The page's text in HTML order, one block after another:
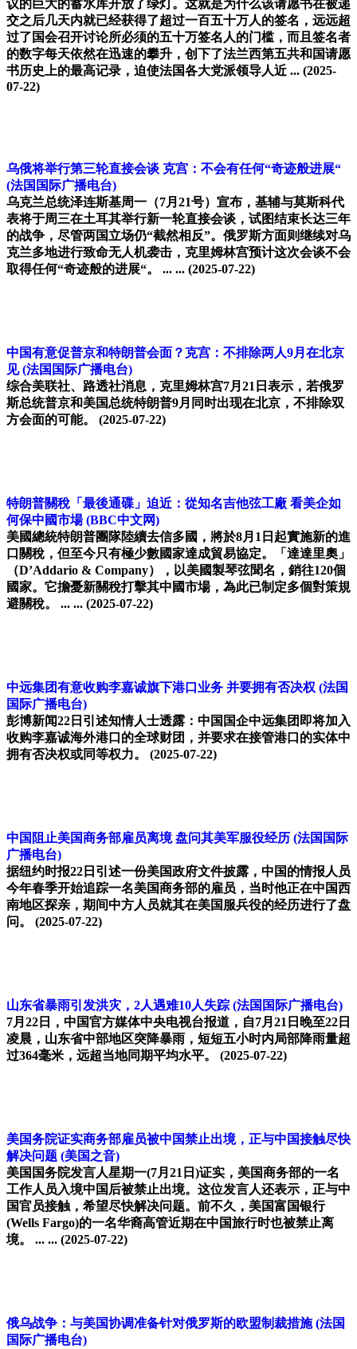
议的巨大的蓄水库开放了绿灯。这就是为什么该请愿书在被递
交之后几天内就已经获得了超过一百五十万人的签名，远远超
过了国会召开讨论所必须的五十万签名人的门槛，而且签名者
的数字每天依然在迅速的攀升，创下了法兰西第五共和国请愿
书历史上的最高记录，迫使法国各大党派领导人近 ... (2025-
07-22)
乌俄将举行第三轮直接会谈 克宫：不会有任何“奇迹般进展“
(法国国际广播电台)
乌克兰总统泽连斯基周一（7月21号）宣布，基辅与莫斯科代
表将于周三在土耳其举行新一轮直接会谈，试图结束长达三年
的战争，尽管两国立场仍“截然相反”。俄罗斯方面则继续对乌
克兰多地进行致命无人机袭击，克里姆林宫预计这次会谈不会
取得任何“奇迹般的进展“。 ... ... (2025-07-22)
中国有意促普京和特朗普会面？克宫：不排除两人9月在北京
见 (法国国际广播电台)
综合美联社、路透社消息，克里姆林宫7月21日表示，若俄罗
斯总统普京和美国总统特朗普9月同时出现在北京，不排除双
方会面的可能。 (2025-07-22)
特朗普關稅「最後通碟」迫近：從知名吉他弦工廠 看美企如
何保中國市場 (BBC中文网)
美國總統特朗普團隊陸續去信多國，將於8月1日起實施新的進
口關稅，但至今只有極少數國家達成貿易協定。「達達里奧」
（D’Addario & Company），以美國製琴弦聞名，銷往120個
國家。它擔憂新關稅打擊其中國市場，為此已制定多個對策規
避關稅。 ... ... (2025-07-22)
中远集团有意收购李嘉诚旗下港口业务 并要拥有否决权 (法国
国际广播电台)
彭博新闻22日引述知情人士透露：中国国企中远集团即将加入
收购李嘉诚海外港口的全球财团，并要求在接管港口的实体中
拥有否决权或同等权力。 (2025-07-22)
中国阻止美国商务部雇员离境 盘问其美军服役经历 (法国国际
广播电台)
据纽约时报22日引述一份美国政府文件披露，中国的情报人员
今年春季开始追踪一名美国商务部的雇员，当时他正在中国西
南地区探亲，期间中方人员就其在美国服兵役的经历进行了盘
问。 (2025-07-22)
山东省暴雨引发洪灾，2人遇难10人失踪 (法国国际广播电台)
7月22日，中国官方媒体中央电视台报道，自7月21日晚至22日
凌晨，山东省中部地区突降暴雨，短短五小时内局部降雨量超
过364毫米，远超当地同期平均水平。 (2025-07-22)
美国务院证实商务部雇员被中国禁止出境，正与中国接触尽快
解决问题 (美国之音)
美国国务院发言人星期一(7月21日)证实，美国商务部的一名
工作人员入境中国后被禁止出境。这位发言人还表示，正与中
国官员接触，希望尽快解决问题。前不久，美国富国银行
(Wells Fargo)的一名华裔高管近期在中国旅行时也被禁止离
境。 ... ... (2025-07-22)
俄乌战争：与美国协调准备针对俄罗斯的欧盟制裁措施 (法国
国际广播电台)